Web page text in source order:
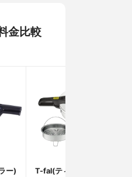
金比較
ー)
T-fal(ティファール)